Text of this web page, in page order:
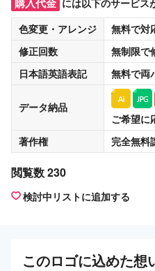
色変更・アレンジ
無料で対
修正回数
無制限で
日本語英語表記
無料で両
データ納品
ご希望に
著作権
完全無料
閲覧数 230
検討中リストに追加する
このロゴに込めた想